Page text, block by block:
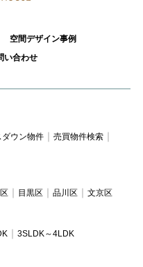
空間デザイン事例
い合わせ
ダウン物件
売買物件検索
目黒区 品川区 文京区
3SLDK～4LDK